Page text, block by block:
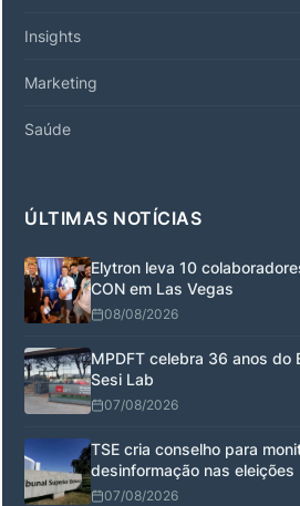
Insights
Marketing
Saúde
ÚLTIMAS NOTÍCIAS
Elytron leva 10
CON em Las Vegas
08/08/2026
MPDFT celebra 36 anos do
Sesi Lab
07/08/2026
TSE cria conselho para
desinformação nas eleições
07/08/2026